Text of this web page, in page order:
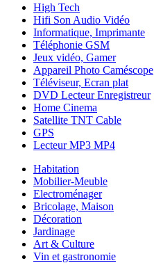
High Tech
Hifi Son Audio Vidéo
Informatique, Imprimante
Téléphonie GSM
Jeux vidéo, Gamer
Appareil Photo Caméscope
Téléviseur, Ecran plat
DVD Lecteur Enregistreur
Home Cinema
Satellite TNT Cable
GPS
Lecteur MP3 MP4
Habitation
Mobilier-Meuble
Electroménager
Bricolage, Maison
Décoration
Jardinage
Art & Culture
Vin et gastronomie